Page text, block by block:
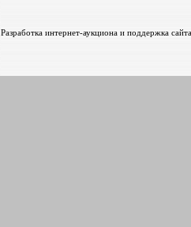
Разработка интернет-аукциона и поддержка